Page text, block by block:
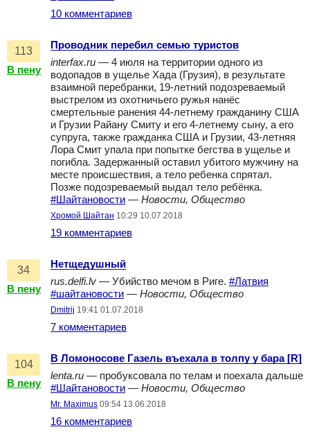
10 комментариев
113
В пену
Проводник перебил семью туристов
interfax.ru — 4 июля на территории одного из
водопадов в ущелье Хада (Грузия), в результате
взаимной перебранки, 19-летний подозреваемый
выстрелом из охотничьего ружья нанёс
смертельные ранения 44-летнему гражданину США
и Грузии Райану Смиту и его 4-летнему сыну, а его
супруга, также гражданка США и Грузии, 43-летняя
Лора Смит упала при попытке бегства в ущелье и
погибла. Задержанный оставил убитого мужчину на
месте происшествия, а тело ребенка спрятал.
Позже подозреваемый выдал тело ребёнка.
#Шайтановости — Новости, Общество
Хромой Шайтан 10:29 10.07.2018
19 комментариев
34
В пену
Нетщедушный
rus.delfi.lv — Убийство мечом в Риге. #Латвия
#шайтановости — Новости, Общество
Dmitrij 19:41 01.07.2018
7 комментариев
104
В пену
В Ломоносове Газель въехала в толпу у бара [R]
lenta.ru — пробуксовала по телам и поехала дальше
#Шайтановости — Новости, Общество
Mr. Maximus 09:54 13.06.2018
16 комментариев